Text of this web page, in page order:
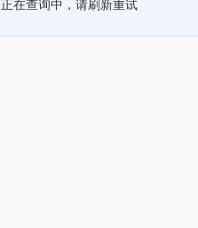
正在查询中，请刷新重试